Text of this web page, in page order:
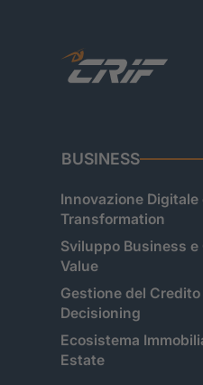
BUSINESS
Innovazione Digitale
Transformation
Sviluppo Business
Value
Gestione del Credito
Decisioning
Ecosistema
Estate